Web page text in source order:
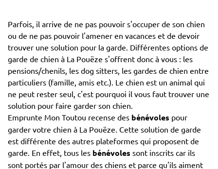
Parfois, il arrive de ne pas pouvoir s'occuper de son chien
ou de ne pas pouvoir l'amener en vacances et de devoir
trouver une solution pour la garde. Différentes options de
garde de chien à La Pouëze s'offrent donc à vous : les
pensions/chenils, les dog sitters, les gardes de chien entre
particuliers (famille, amis etc.). Le chien est un animal qui
ne peut rester seul, c'est pourquoi il vous faut trouver une
solution pour faire garder son chien.
Emprunte Mon Toutou recense des bénévoles pour
garder votre chien à La Pouëze. Cette solution de garde
est différente des autres plateformes qui proposent de
garde. En effet, tous les bénévoles sont inscrits car ils
sont portés par l'amour des chiens et parce qu'ils aiment